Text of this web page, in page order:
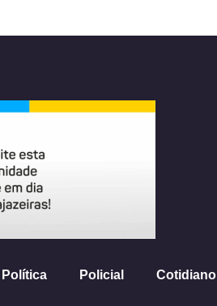
Política Policial Cotidiano